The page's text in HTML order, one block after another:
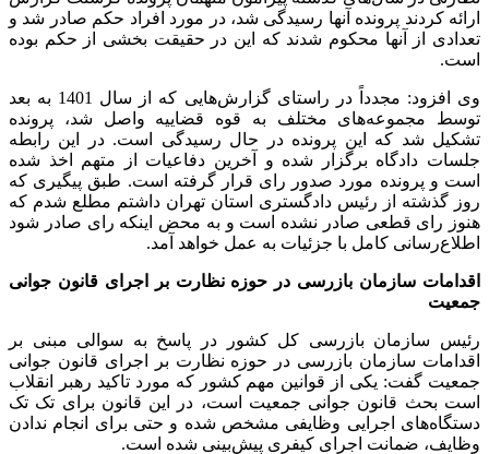
ارائه کردند پرونده آنها رسیدگی شد، در مورد افراد حکم صادر شد و
تعدادی از آنها محکوم شدند که این در حقیقت بخشی از حکم بوده
است.
وی افزود: مجدداً در راستای گزارش‌هایی که از سال 1401 به بعد
توسط مجموعه‌های مختلف به قوه قضاییه واصل شد، پرونده
تشکیل شد که این پرونده در حال رسیدگی است. در این رابطه
جلسات دادگاه برگزار شده و آخرین دفاعیات از متهم اخذ شده
است و پرونده مورد صدور رای قرار گرفته است. طبق پیگیری که
روز گذشته از رئیس دادگستری استان تهران داشتم مطلع شدم که
هنوز رای قطعی صادر نشده است و به محض اینکه رای صادر شود
اطلاع‌رسانی کامل با جزئیات به عمل خواهد آمد.
اقدامات سازمان بازرسی در حوزه نظارت بر اجرای قانون جوانی
جمعیت
رئیس سازمان بازرسی کل کشور در پاسخ به سوالی مبنی بر
اقدامات سازمان بازرسی در حوزه نظارت بر اجرای قانون جوانی
جمعیت گفت: یکی از قوانین مهم کشور که مورد تاکید رهبر انقلاب
است بحث قانون جوانی جمعیت است، در این قانون برای تک تک
دستگاه‌های اجرایی وظایفی مشخص شده و حتی برای انجام ندادن
وظایف، ضمانت اجرای کیفری پیش‌بینی شده است.